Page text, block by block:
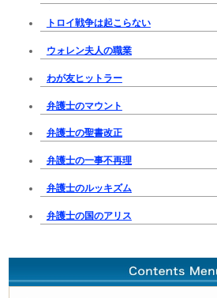
トロイ戦争は起こらない
ウォレン夫人の職業
わが友ヒットラー
弁護士のマウント
弁護士の聖書改正
弁護士の一事不再理
弁護士のルッキズム
弁護士の国のアリス